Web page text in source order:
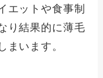
エットや食事制
り結果的に薄毛
まいます。